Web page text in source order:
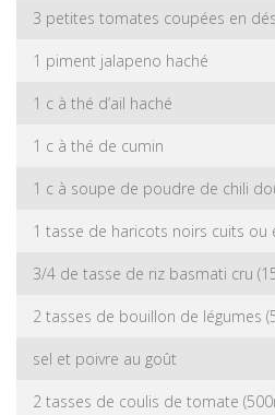
3 petites tomates coupées en dés
1 piment jalapeno haché
1 c à thé d’ail haché
1 c à thé de cumin
1 c à soupe de poudre de chili
1 tasse de haricots noirs cuits ou
3/4 de tasse de riz basmati cru
2 tasses de bouillon de légumes
sel et poivre au goût
2 tasses de coulis de tomate